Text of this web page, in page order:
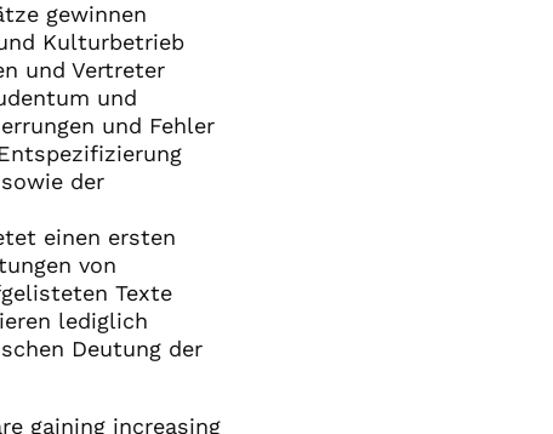
gewinnen
Kulturbetrieb
und Vertreter
und
und Fehler
der
einen ersten
von
Texte
lediglich
Deutung der
gaining increasing